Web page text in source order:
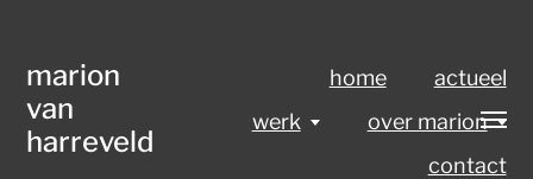
marion
van
harreveld
home
actueel
werk
over marion
contact